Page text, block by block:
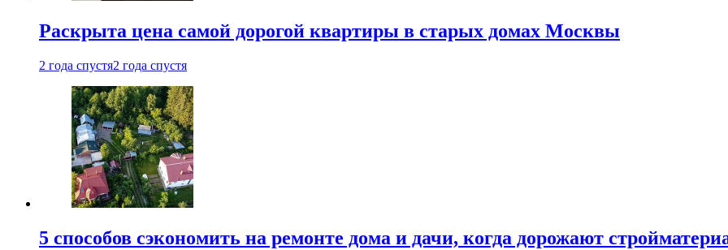
Раскрыта цена самой дорогой квартиры в старых домах Москвы
2 года спустя2 года спустя
5 способов сэкономить на ремонте дома и дачи, когда дорожают